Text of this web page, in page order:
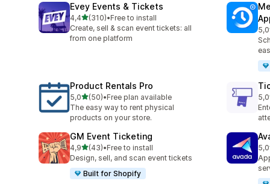
Evey Events & Tickets
4,4z 5 hvězd
(310)
Celkový počet recenzí: 310
•Free to install
Create, sell & scan event tickets: all
from one platform
5,0
Product Rentals Pro
5,0z 5 hvězd
(50)
Celkový počet recenzí: 50
•Free plan available
The easy way to rent physical
products on your store.
5,0
GM Event Ticketing
4,9z 5 hvězd
(43)
Celkový počet recenzí: 43
•Free to install
Design, sell, and scan event tickets
Built for Shopify
5,0